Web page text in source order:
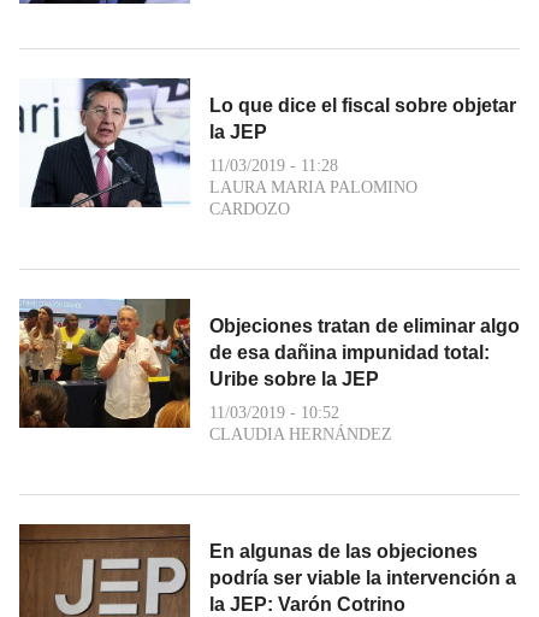
Lo que dice el fiscal sobre objetar
la JEP
11/03/2019 - 11:28
LAURA MARIA PALOMINO
CARDOZO
Objeciones tratan de eliminar algo
de esa dañina impunidad total:
Uribe sobre la JEP
11/03/2019 - 10:52
CLAUDIA HERNÁNDEZ
En algunas de las objeciones
podría ser viable la intervención a
la JEP: Varón Cotrino